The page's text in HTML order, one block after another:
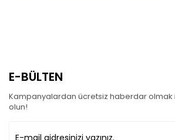
E-BÜLTEN
Kampanyalardan ücretsiz haberdar olmak
olun!